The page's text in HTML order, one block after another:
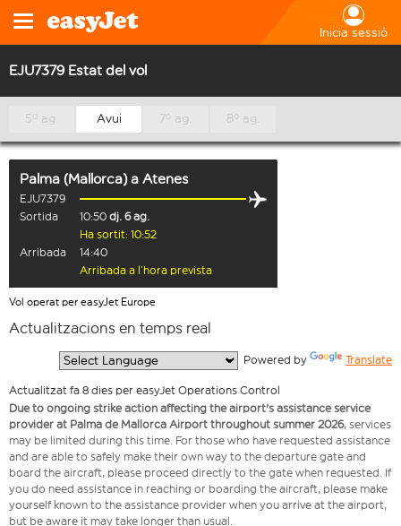
Inicia sessió
EJU7379 Estat del vol
5º ag. Avui 7º ag. 8º ag.
Palma (Mallorca)a Atenes
EJU7379
Sortida
10:50 dj. 6 ag.
Ha sortit: 10:52
Arribada
14:40
Arribada a l’hora prevista
Vol operat per easyJet Europe
Actualitzacions en temps real
Powered by Translate
Actualitzat fa 8 dies per easyJet Operations Control
Due to ongoing strike action affecting the airport's assistance service
provider at Palma de Mallorca Airport throughout summer 2026, services
may be limited during this time. For those who have requested assistance
and are able to safely make their own way to the departure gate and
board the aircraft, please proceed directly to the gate when requested. If
you do need assistance in reaching or boarding the aircraft, please make
yourself known to the assistance provider when you arrive at the airport,
but be aware it may take longer than usual.